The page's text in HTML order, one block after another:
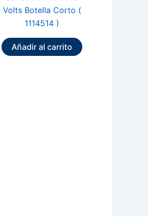
Volts Botella Corto (
1114514 )
Añadir al carrito